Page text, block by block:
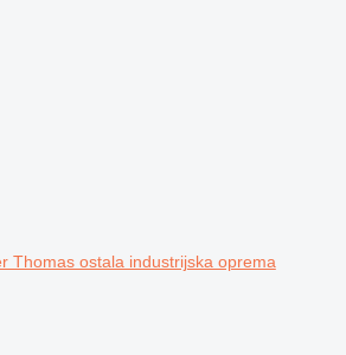
Thomas ostala industrijska oprema